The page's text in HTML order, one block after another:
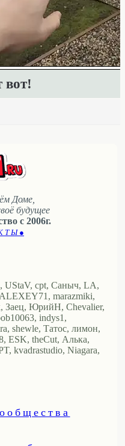
вот!
Доме,
будущее
с 2006г.
Т Ы ●
UStaV, cpt, Саныч, LA,
marazmiki,
Заец, ЮрийН, Chevalier,
indys1,
shewle, Татос, лимон,
ESK, theCut, Алька,
kvadrastudio, Niagara,